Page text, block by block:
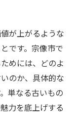
が上がるような
です。宗像市で
めには、どのよ
のか、具体的な
単なる古いもの
力を底上げする